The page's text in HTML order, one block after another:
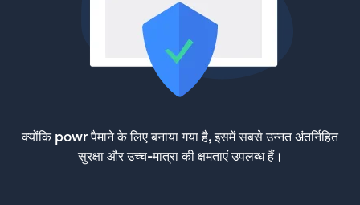
क्योंकि powr पैमाने के लिए बनाया गया है, इसमें सबसे उन्नत अंतर्निहित
सुरक्षा और उच्च-मात्रा की क्षमताएं उपलब्ध हैं।